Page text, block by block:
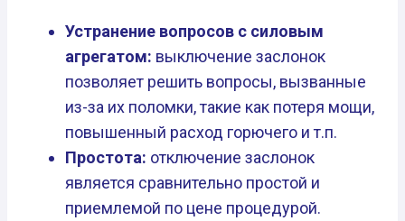
Устранение вопросов с силовым
агрегатом: выключение заслонок
позволяет решить вопросы, вызванные
из-за их поломки, такие как потеря мощи,
повышенный расход горючего и т.п.
Простота: отключение заслонок
является сравнительно простой и
приемлемой по цене процедурой.